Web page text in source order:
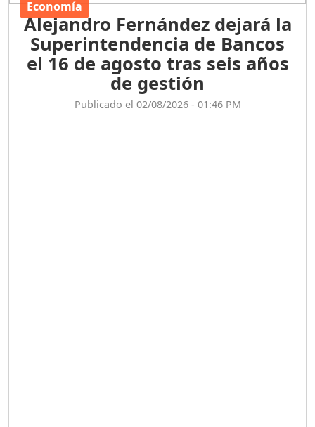
Economía
Alejandro Fernández dejará la
Superintendencia de Bancos
el 16 de agosto tras seis años
de gestión
Publicado el 02/08/2026 - 01:46 PM